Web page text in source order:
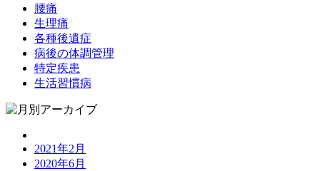
腰痛
生理痛
各種後遺症
病後の体調管理
特定疾患
生活習慣病
2021年2月
2020年6月